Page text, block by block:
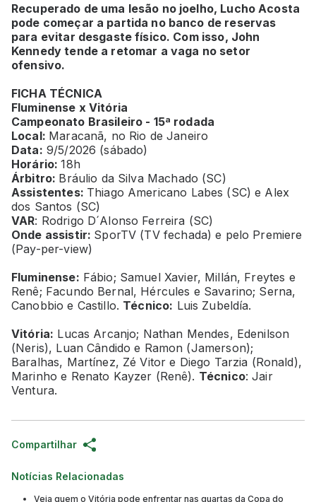
Recuperado de uma lesão no joelho, Lucho Acosta
pode começar a partida no banco de reservas
para evitar desgaste físico. Com isso, John
Kennedy tende a retomar a vaga no setor
ofensivo.
FICHA TÉCNICA
Fluminense x Vitória
Campeonato Brasileiro - 15ª rodada
Local: Maracanã, no Rio de Janeiro
Data: 9/5/2026 (sábado)
Horário:18h
Árbitro: Bráulio da Silva Machado (SC)
Assistentes: Thiago Americano Labes (SC) e Alex
dos Santos (SC)
VAR: Rodrigo D´Alonso Ferreira (SC)
Onde assistir: SporTV (TV fechada) e pelo Premiere
(Pay-per-view)
Fluminense: Fábio; Samuel Xavier, Millán, Freytes e
Renê; Facundo Bernal, Hércules e Savarino; Serna,
Canobbio e Castillo. Técnico: Luis Zubeldía.
Vitória: Lucas Arcanjo; Nathan Mendes, Edenilson
(Neris), Luan Cândido e Ramon (Jamerson);
Baralhas, Martínez, Zé Vitor e Diego Tarzia (Ronald),
Marinho e Renato Kayzer (Renê). Técnico: Jair
Ventura.
Compartilhar
Notícias Relacionadas
Veja quem o Vitória pode enfrentar nas quartas da Copa do